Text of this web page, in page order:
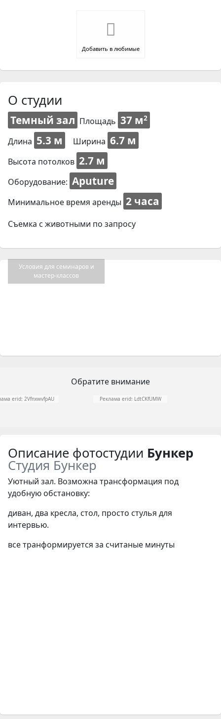
Добавить в любимые
О студии
Темный зал Площадь 37 м2
Длина 5.3 м Ширина 6.7 м
Высота потолков 2.7 м
Оборудование: Aputure
Минимальное время аренды 2 часа
Съемка с животными по запросу
Условия для семинаров и
мастер-классов
Обратите внимание
erid: 2VfnxwvfpAU Реклама erid: LdtCKfUMW
Описание фотостудии Бункер
Студия Бункер
Уютный зал. Возможна трансформация под
удобную обстановку:
диван, два кресла, стол, просто стулья для
интервью.
все транформируется за считаные минуты